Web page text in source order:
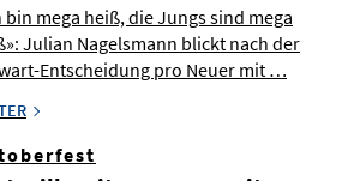
bin mega heiß, die Jungs sind mega
Julian Nagelsmann blickt nach der
Entscheidung pro Neuer mit …